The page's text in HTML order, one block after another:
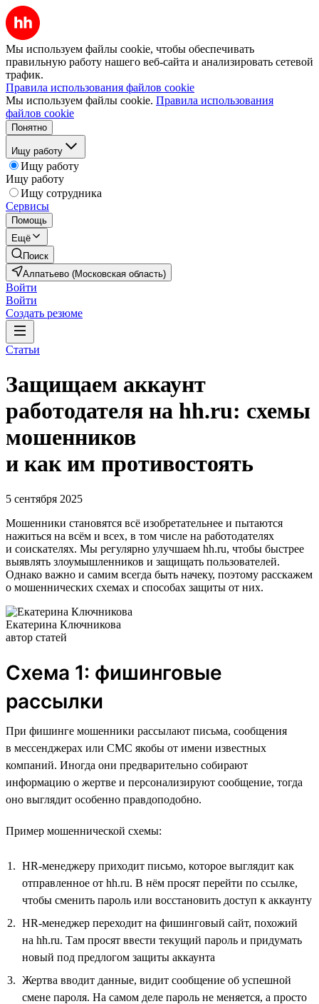
Мы используем файлы cookie, чтобы обеспечивать
правильную работу нашего веб-сайта и анализировать сетевой
трафик.
Правила использования файлов cookie
Мы используем файлы cookie. Правила использования
файлов cookie
Понятно
Ищу работу
Ищу работу
Ищу работу
Ищу сотрудника
Сервисы
Помощь
Ещё
Поиск
Алпатьево (Московская область)
Войти
Войти
Создать резюме
Статьи
Защищаем аккаунт
работодателя на hh.ru: схемы
мошенников
и как им противостоять
5 сентября 2025
Мошенники становятся всё изобретательнее и пытаются
нажиться на всём и всех, в том числе на работодателях
и соискателях. Мы регулярно улучшаем hh.ru, чтобы быстрее
выявлять злоумышленников и защищать пользователей.
Однако важно и самим всегда быть начеку, поэтому расскажем
о мошеннических схемах и способах защиты от них.
Екатерина Ключникова
автор статей
Схема 1: фишинговые
рассылки
При фишинге мошенники рассылают письма, сообщения
в мессенджерах или СМС якобы от имени известных
компаний. Иногда они предварительно собирают
информацию о жертве и персонализируют сообщение, тогда
оно выглядит особенно правдоподобно.
Пример мошеннической схемы:
HR-менеджеру приходит письмо, которое выглядит как
отправленное от hh.ru. В нём просят перейти по ссылке,
чтобы сменить пароль или восстановить доступ к аккаунту
HR-менеджер переходит на фишинговый сайт, похожий
на hh.ru. Там просят ввести текущий пароль и придумать
новый под предлогом защиты аккаунта
Жертва вводит данные, видит сообщение об успешной
смене пароля. На самом деле пароль не меняется, а просто